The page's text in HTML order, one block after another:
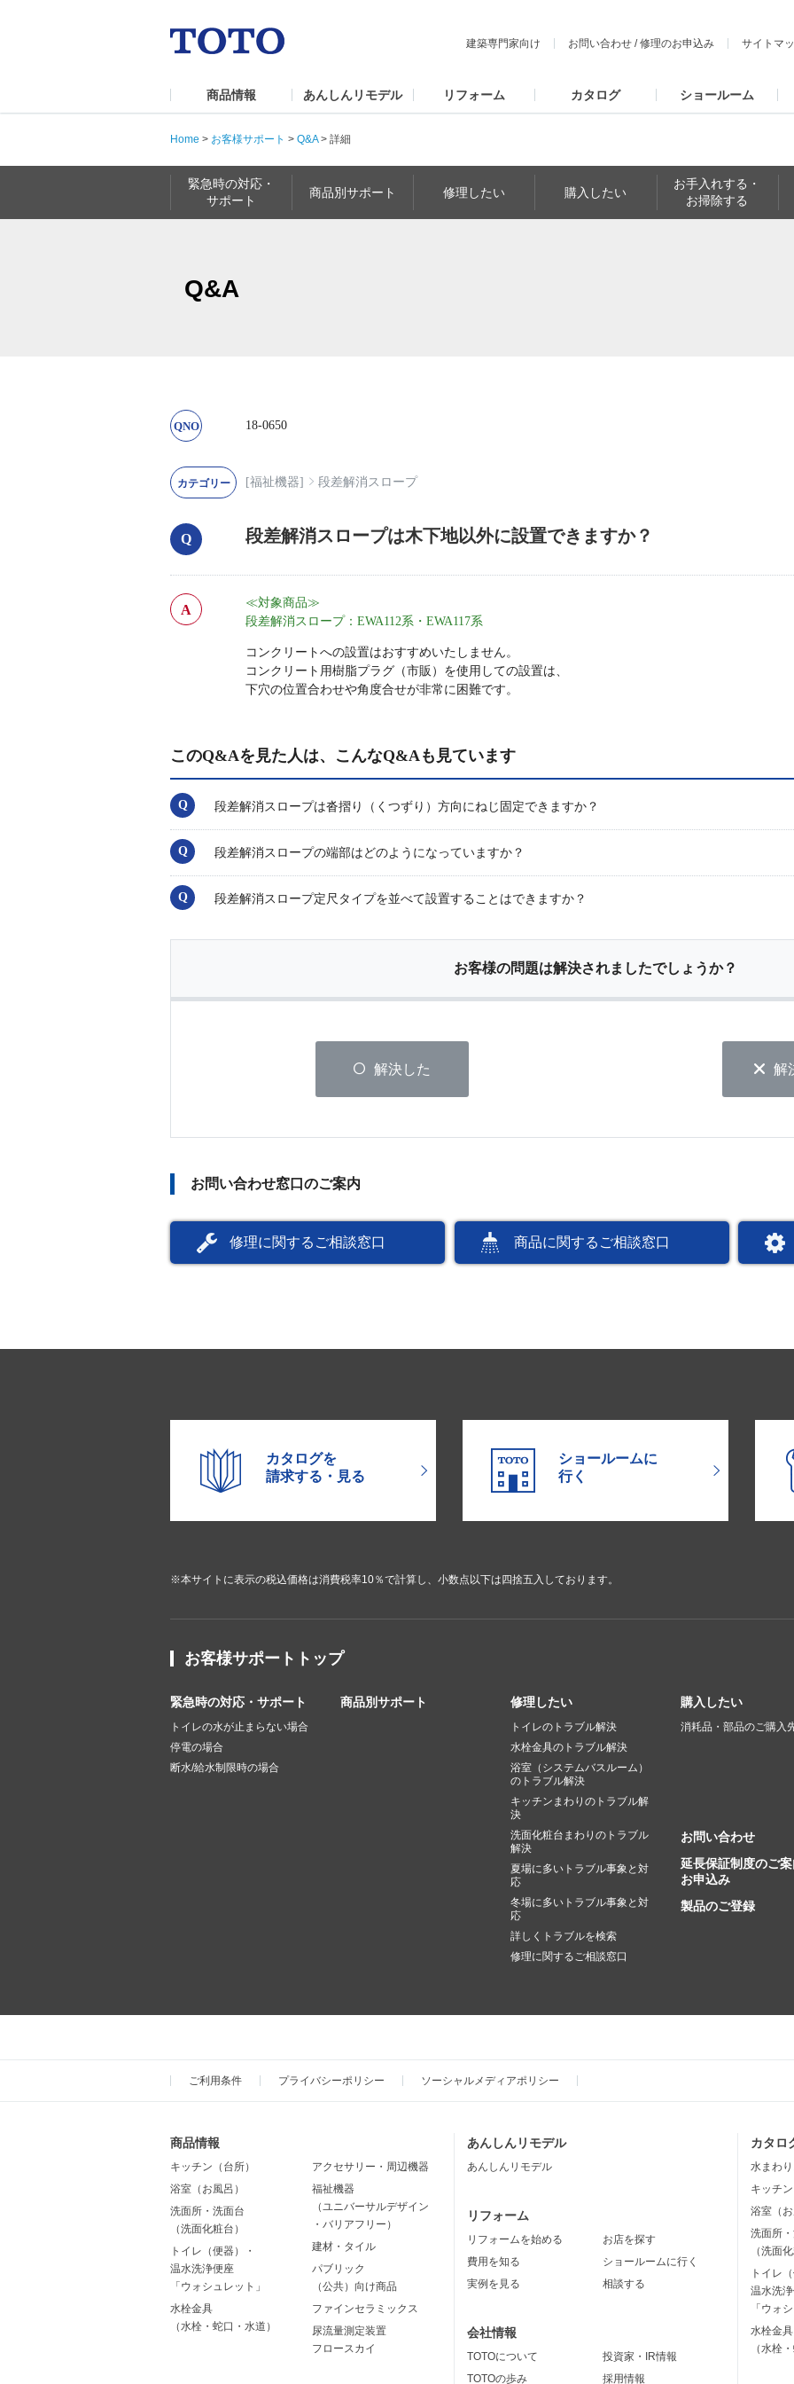
建築専門家向け お問い合わせ /修理のお申込み サイトマ
商品情報 あんしんリモデル リフォーム カタログ ショールーム
Home > お客様サポート > Q&A> 詳細
緊急時の対応・
サポート
商品別サポート 修理したい 購入したい
お手入れする・
お掃除する
Q&A
18-0650
[福祉機器] 段差解消スロープ
段差解消スロープは木下地以外に設置できますか？
≪対象商品≫
段差解消スロープ：EWA112系・EWA117系
コンクリートへの設置はおすすめいたしません。
コンクリート用樹脂プラグ（市販）を使用しての設置は、
下穴の位置合わせや角度合せが非常に困難です。
このQ&Aを見た人は、こんなQ&Aも見ています
段差解消スロープは沓摺り（くつずり）方向にねじ固定できますか？
段差解消スロープの端部はどのようになっていますか？
段差解消スロープ定尺タイプを並べて設置することはできますか？
お客様の問題は解決されましたでしょうか？
解決した 解
お問い合わせ窓口のご案内
修理に関するご相談窓口 商品に関するご相談窓口
カタログを
請求する・見る
ショールームに
行く
※本サイトに表示の税込価格は消費税率10％で計算し、小数点以下は四捨五入しております。
お客様サポートトップ
緊急時の対応・サポート
トイレの水が止まらない場合
停電の場合
断水/給水制限時の場合
商品別サポート 修理したい
トイレのトラブル解決
水栓金具のトラブル解決
浴室（システムバスルーム）
のトラブル解決
キッチンまわりのトラブル解
決
洗面化粧台まわりのトラブル
解決
夏場に多いトラブル事象と対
応
冬場に多いトラブル事象と対
応
詳しくトラブルを検索
修理に関するご相談窓口
購入したい
消耗品・部品のご購入
お問い合わせ
延長保証制度のご
お申込み
製品のご登録
ご利用条件 プライバシーポリシー ソーシャルメディアポリシー
商品情報
キッチン（台所）
浴室（お風呂）
洗面所・洗面台
（洗面化粧台）
トイレ（便器）・
温水洗浄便座
「ウォシュレット」
水栓金具
（水栓・蛇口・水道）
アクセサリー・周辺機器
福祉機器
（ユニバーサルデザイン
・バリアフリー）
建材・タイル
パブリック
（公共）向け商品
ファインセラミックス
尿流量測定装置
フロースカイ
あんしんリモデル
あんしんリモデル
リフォーム
リフォームを始める
費用を知る
実例を見る
お店を探す
ショールームに行く
相談する
会社情報
TOTOについて
TOTOの歩み
投資家・IR情報
採用情報
カタロ
水まわ
キッチ
浴室（
洗面所
（洗面
トイレ
温水洗
「ウォ
水栓金具
（水栓